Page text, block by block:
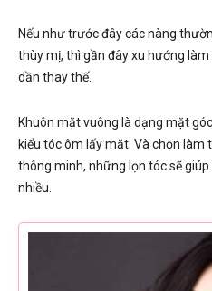
Nếu như trước đây các nàng
thùy mị, thì gần đây xu hướng
dần thay thế.
Khuôn mặt vuông là dạng mặt
kiểu tóc ôm lấy mặt. Và chọn làm
thông minh, những lọn tóc sẽ
nhiều.